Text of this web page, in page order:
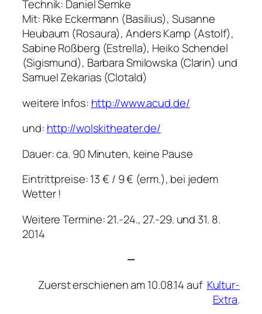
Technik: Daniel Semke
Mit: Rike Eckermann (Basilius), Susanne
Heubaum (Rosaura), Anders Kamp (Astolf),
Sabine Roßberg (Estrella), Heiko Schendel
(Sigismund), Barbara Smilowska (Clarin) und
Samuel Zekarias (Clotald)
weitere Infos: http://www.acud.de/
und: http://wolskitheater.de/
Dauer: ca. 90 Minuten, keine Pause
Eintrittpreise: 13 € / 9 € (erm.), bei jedem
Wetter !
Weitere Termine: 21.-24., 27.-29. und 31. 8.
2014
—
Zuerst erschienen am 10.08.14 auf Kultur-
Extra.